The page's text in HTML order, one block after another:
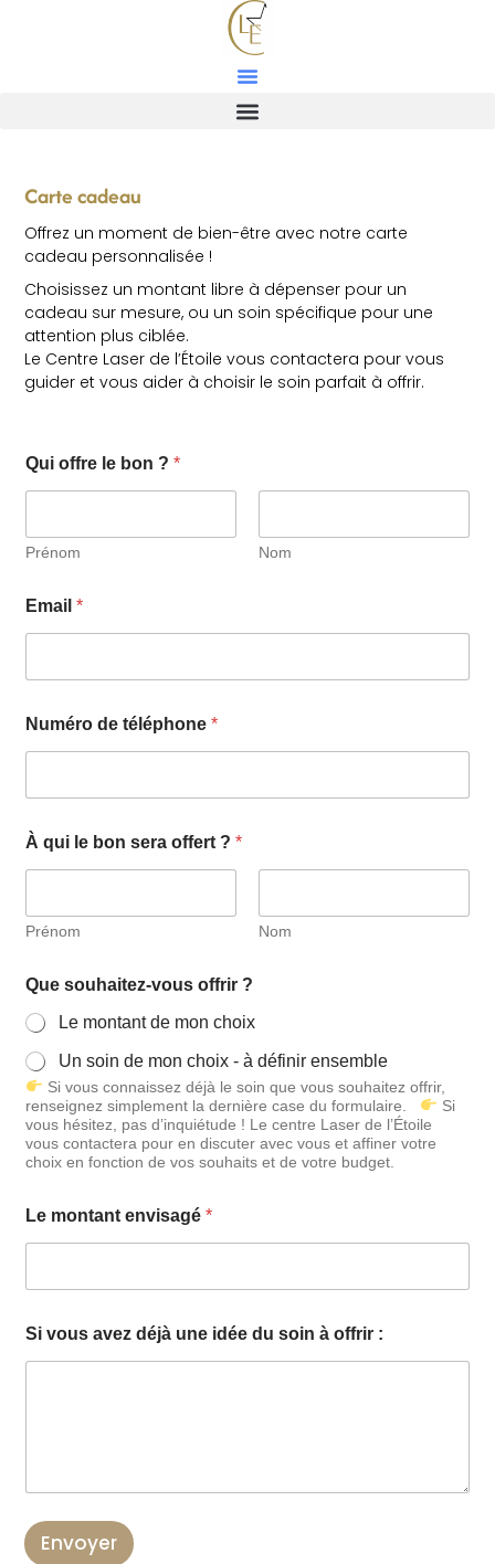
Carte cadeau
Offrez un moment de bien-être avec notre carte
cadeau personnalisée !
Choisissez un montant libre à dépenser pour un
cadeau sur mesure, ou un soin spécifique pour une
attention plus ciblée.
Le Centre Laser de l’Étoile vous contactera pour vous
guider et vous aider à choisir le soin parfait à offrir.
Qui offre le bon ?*
Prénom Nom
Email*
Numéro de téléphone*
À qui le bon sera offert ?*
Prénom Nom
o
u
s
*
m
o
n
t
a
Que souhaitez-vous offrir ?
Le montant de mon choix
Un soin de mon choix - à définir ensemble
Si vous connaissez déjà le soin que vous souhaitez offrir,
renseignez simplement la dernière case du formulaire.
Si
vous hésitez, pas d’inquiétude ! Le centre Laser de l’Étoile
vous contactera pour en discuter avec vous et affiner votre
choix en fonction de vos souhaits et de votre budget.
Le montant envisagé*
Si vous avez déjà une idée du soin à offrir :
Envoyer